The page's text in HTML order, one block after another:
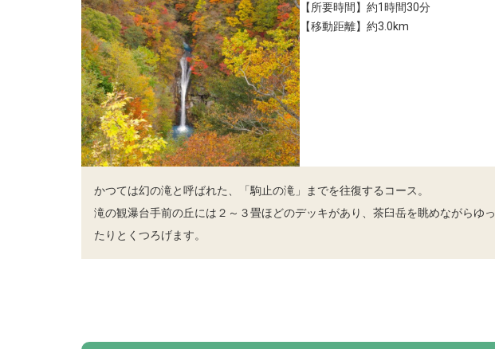
【所要時間】約1時間30分
【移動距離】約3.0km
かつては幻の滝と呼ばれた、「駒止の滝」までを往復するコース。
滝の観瀑台手前の丘には２～３畳ほどのデッキがあり、茶臼岳を眺めながらゆっ
たりとくつろげます。